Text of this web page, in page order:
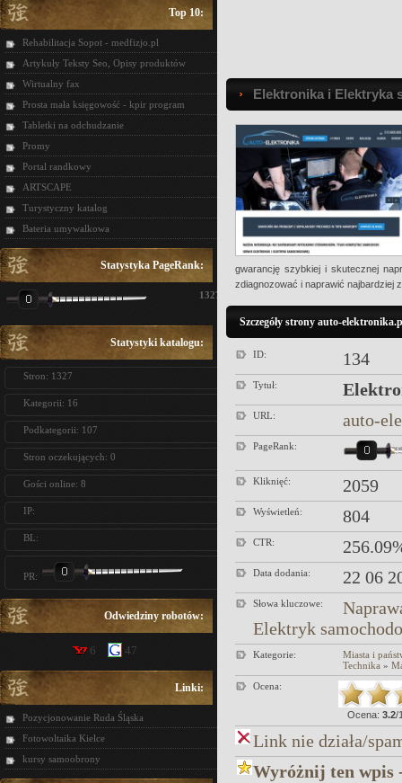
Top 10:
Rehabilitacja Sopot - medfizjo.pl
Artykuły Teksty Seo, Opisy produktów
Wirtualny fax
Prosta mała księgowość - kpir program
Tabletki na odchudzanie
Promy
Portal randkowy
ARTSCAPE
Turystyczny katalog
Bateria umywalkowa
Statystyka PageRank:
1327
Statystyki katalogu:
Stron: 1327
Kategorii: 16
Podkategorii: 107
Stron oczekujących: 0
Gości online: 8
IP:
BL:
PR:
Odwiedziny robotów:
6 47
Linki:
Pozycjonowanie Ruda Śląska
Fotowoltaika Kielce
kursy samoobrony
Elektronika i Elektryka
gwarancję szybkiej i skutecznej
zdiagnozować i naprawić najbardziej
Szczegóły strony auto-
ID: 134
Tytuł:
URL: auto-
PageRank:
Kliknięć: 2059
Wyświetleń: 804
CTR:
Data dodania: 22 06
Słowa kluczowe:
Elektryk
Kategorie:
Miasta i
Technika »
Ocena:
Ocena: 3.2/
Link nie działa/
Wyróżnij ten wpis